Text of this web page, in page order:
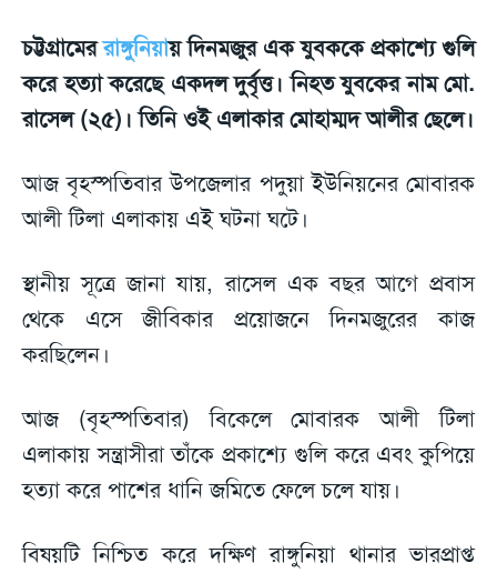
চট্টগ্রামেররাঙ্গুনিয়ায় দিনমজুর এক যুবককে প্রকাশ্যে গুলি
করে হত্যা করেছে একদল দুর্বৃত্ত। নিহত যুবকের নাম মো.
রাসেল (২৫)। তিনি ওই এলাকার মোহাম্মদ আলীর ছেলে।
আজ বৃহস্পতিবার উপজেলার পদুয়া ইউনিয়নের মোবারক
আলী টিলা এলাকায় এই ঘটনা ঘটে।
স্থানীয় সূত্রে জানা যায়, রাসেল এক বছর আগে প্রবাস
থেকে এসে জীবিকার প্রয়োজনে দিনমজুরের কাজ
করছিলেন।
আজ (বৃহস্পতিবার) বিকেলে মোবারক আলী টিলা
এলাকায় সন্ত্রাসীরা তাঁকে প্রকাশ্যে গুলি করে এবং কুপিয়ে
হত্যা করে পাশের ধানি জমিতে ফেলে চলে যায়।
বিষয়টি নিশ্চিত করে দক্ষিণ রাঙ্গুনিয়া থানার ভারপ্রাপ্ত